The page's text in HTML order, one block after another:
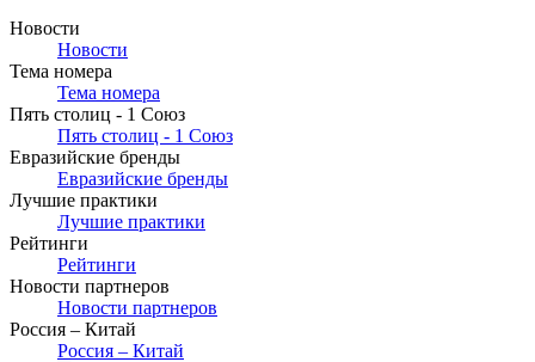
Новости
Новости
Тема номера
Тема номера
Пять столиц - 1 Союз
Пять столиц - 1 Союз
Евразийские бренды
Евразийские бренды
Лучшие практики
Лучшие практики
Рейтинги
Рейтинги
Новости партнеров
Новости партнеров
Россия – Китай
Россия – Китай